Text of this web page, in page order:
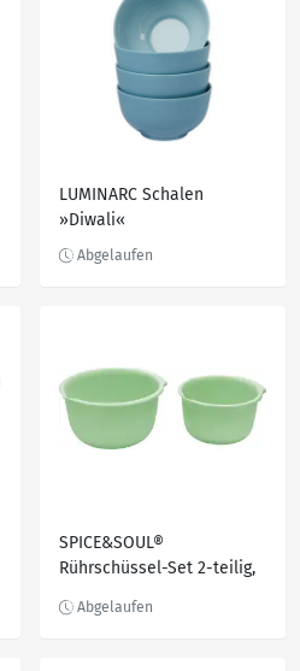
LUMINARC Schalen
»Diwali«
SPICE&SOUL®
Rührschüssel-Set 2-teilig,